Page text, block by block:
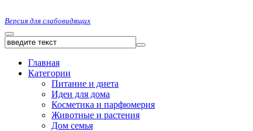
Версия для слабовидящих
Главная
Категории
Питание и диета
Идеи для дома
Косметика и парфюмерия
Животные и растения
Дом семья